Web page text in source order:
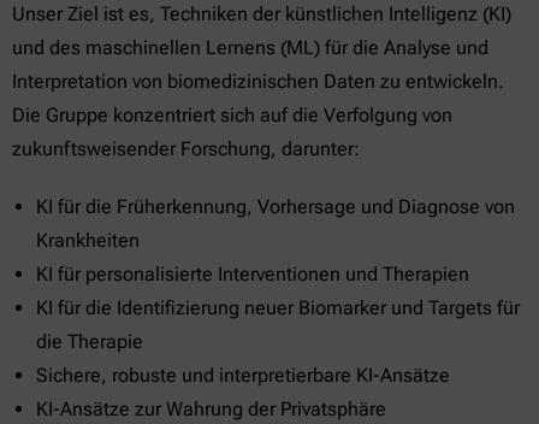
Unser Ziel ist es, Techniken der künstlichen Intelligenz (KI)
und des maschinellen Lernens (ML) für die Analyse und
Interpretation von biomedizinischen Daten zu entwickeln.
Die Gruppe konzentriert sich auf die Verfolgung von
zukunftsweisender Forschung, darunter:
KI für die Früherkennung, Vorhersage und Diagnose von
Krankheiten
KI für personalisierte Interventionen und Therapien
KI für die Identifizierung neuer Biomarker und Targets für
die Therapie
Sichere, robuste und interpretierbare KI-Ansätze
KI-Ansätze zur Wahrung der Privatsphäre